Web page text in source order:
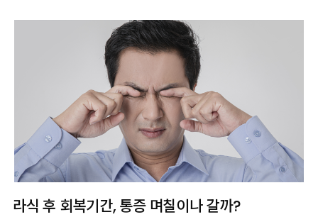
라식 후 회복기간, 통증 며칠이나 갈까?